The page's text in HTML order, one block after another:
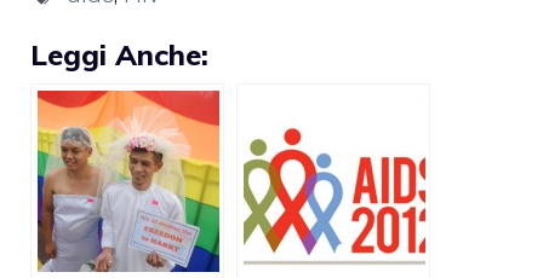
Leggi Anche: